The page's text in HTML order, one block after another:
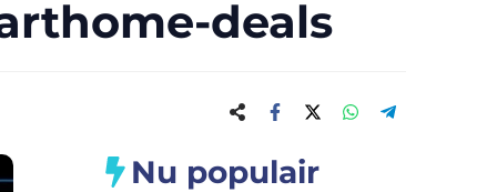
deals
Nu populair